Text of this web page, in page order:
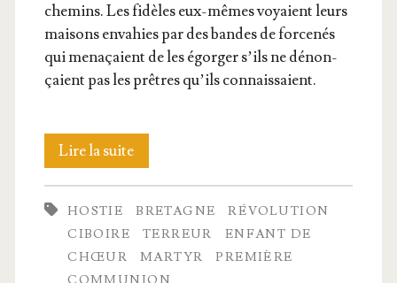
che­mins. Les fidèles eux-mêmes voyaient leurs
mai­sons enva­hies par des bandes de for­ce­nés
qui mena­çaient de les égor­ger s’ils ne dénon­
çaient pas les prêtres qu’ils connaissaient.
Lire la suiteUn
Tar­
ci­
sius
HOSTIE BRETAGNE
RÉVOLUTION
CIBOIRE
TERREUR
ENFANT DE
CHŒUR
MARTYR
PREMIÈRE
COMMUNION